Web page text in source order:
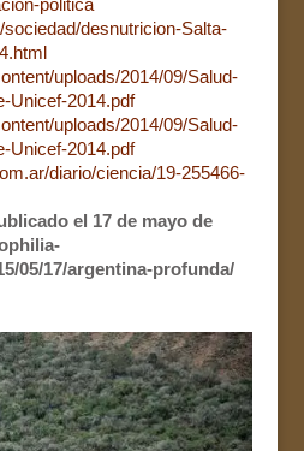
politica
desnutricion-Salta-
uploads/2014/09/Salud-
Unicef-2014.pdf
uploads/2014/09/Salud-
Unicef-2014.pdf
diario/ciencia/19-255466-
el 17 de mayo de
05/17/argentina-profunda/